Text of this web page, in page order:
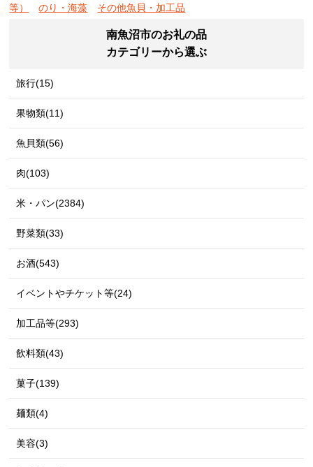
等）
のり・海藻 その他魚貝・加工品
南魚沼市のお礼の品
カテゴリーから選ぶ
旅行(15)
果物類(11)
魚貝類(56)
肉(103)
米・パン(2384)
野菜類(33)
お酒(543)
イベントやチケット等(24)
加工品等(293)
飲料類(43)
菓子(139)
麺類(4)
美容(3)